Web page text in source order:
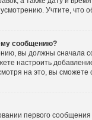
Учтите, что
сообщению?
вы должны сначала
настроить
на это, вы
первого